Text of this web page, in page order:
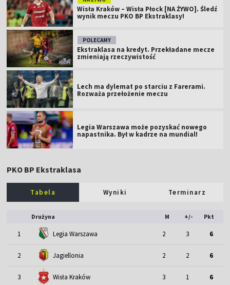
Wisła Kraków – Wisła Płock [NA ŻYWO]. Śledź
wynik meczu PKO BP Ekstraklasy!
POLECAMY
Ekstraklasa na kredyt. Przekładane mecze
zmieniają rzeczywistość
Lech ma dylemat po starciu z Farerami.
Rozważa przełożenie meczu
Legia Warszawa może pozyskać nowego
napastnika. Był w kadrze na mundial!
PKO BP Ekstraklasa
Tabela Wyniki Terminarz
Drużyna M +/- Pkt
1 Legia Warszawa 2 3 6
2 Jagiellonia 2 2 6
3 Wisła Kraków 3 1 6